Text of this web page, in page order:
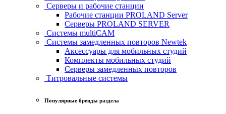
Серверы и рабочие станции
Рабочие станции PROLAND Server
Серверы PROLAND SERVER
Системы multiCAM
Системы замедленных повторов Newtek
Аксессуары для мобильных студий
Комплекты мобильных студий
Серверы замедленных повторов
Титровальные системы
Популярные бренды раздела